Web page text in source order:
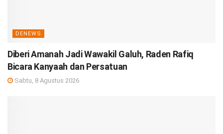
DENEWS
Diberi Amanah Jadi Wawakil Galuh, Raden Rafiq
Bicara Kanyaah dan Persatuan
Sabtu, 8 Agustus 2026